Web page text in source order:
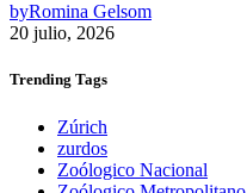
byRomina Gelsom
20 julio, 2026
Trending Tags
Zúrich
zurdos
Zoólogico Nacional